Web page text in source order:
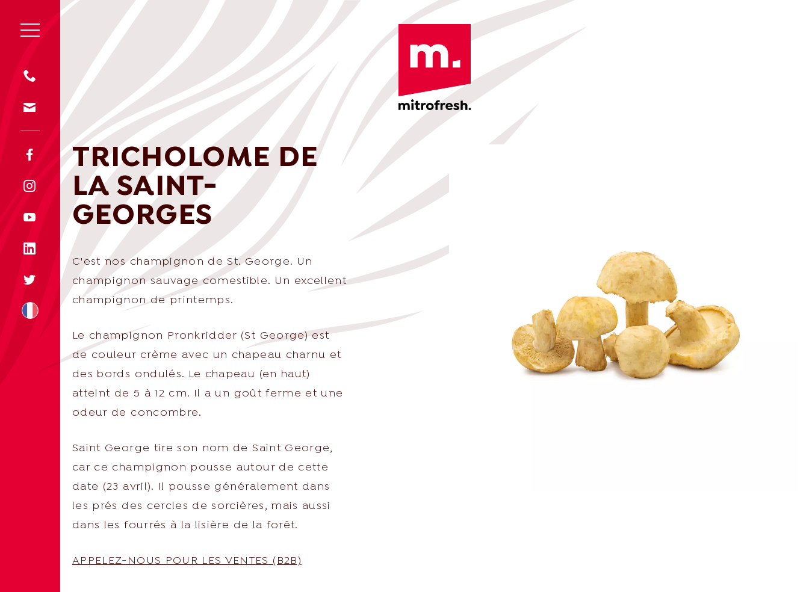
+31 174 245 543
sales@mitrofresh.com
TRICHOLOME DE
LA SAINT-
GEORGES
C'est nos champignon de St. George. Un
champignon sauvage comestible. Un excellent
champignon de printemps.
Le champignon Pronkridder (St George) est
de couleur crème avec un chapeau charnu et
des bords ondulés. Le chapeau (en haut)
atteint de 5 à 12 cm. Il a un goût ferme et une
odeur de concombre.
Saint George tire son nom de Saint George,
car ce champignon pousse autour de cette
date (23 avril). Il pousse généralement dans
les prés des cercles de sorcières, mais aussi
dans les fourrés à la lisière de la forêt.
APPELEZ-NOUS POUR LES VENTES (B2B)